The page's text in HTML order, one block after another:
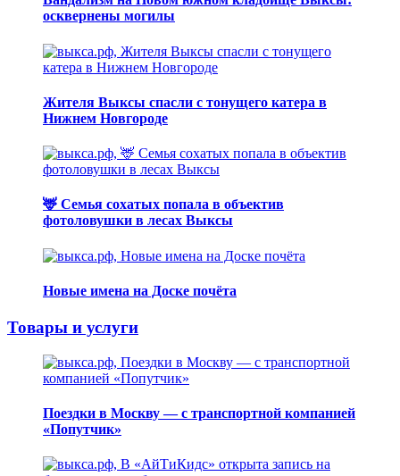
осквернены могилы
Жителя Выксы спасли с тонущего катера в
Нижнем Новгороде
🦌 Семья сохатых попала в объектив
фотоловушки в лесах Выксы
Новые имена на Доске почёта
Товары и услуги
Поездки в Москву — с транспортной компанией
«Попутчик»